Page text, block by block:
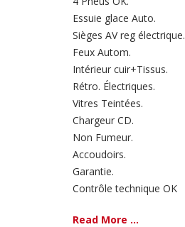
Essuie glace Auto.
Sièges AV reg électrique.
Feux Autom.
Intérieur cuir+Tissus.
Rétro. Électriques.
Vitres Teintées.
Chargeur CD.
Non Fumeur.
Accoudoirs.
Garantie.
Contrôle technique OK
Read More ...